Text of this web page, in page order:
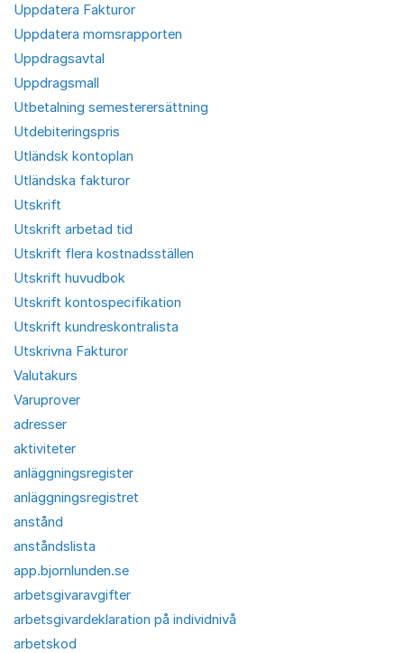
Uppdatera Fakturor
Uppdatera momsrapporten
Uppdragsavtal
Uppdragsmall
Utbetalning semesterersättning
Utdebiteringspris
Utländsk kontoplan
Utländska fakturor
Utskrift
Utskrift arbetad tid
Utskrift flera kostnadsställen
Utskrift huvudbok
Utskrift kontospecifikation
Utskrift kundreskontralista
Utskrivna Fakturor
Valutakurs
Varuprover
adresser
aktiviteter
anläggningsregister
anläggningsregistret
anstånd
anståndslista
app.bjornlunden.se
arbetsgivaravgifter
arbetsgivardeklaration på individnivå
arbetskod